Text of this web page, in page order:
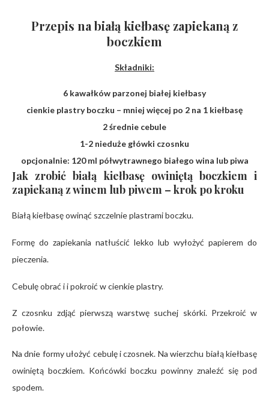
Przepis na białą kiełbasę zapiekaną z
boczkiem
Składniki:
6 kawałków parzonej białej kiełbasy
cienkie plastry boczku – mniej więcej po 2 na 1 kiełbasę
2 średnie cebule
1-2 nieduże główki czosnku
opcjonalnie: 120 ml półwytrawnego białego wina lub piwa
Jak zrobić białą kiełbasę owiniętą boczkiem i
zapiekaną z winem lub piwem – krok po kroku
Białą kiełbasę owinąć szczelnie plastrami boczku.
Formę do zapiekania natłuścić lekko lub wyłożyć papierem do
pieczenia.
Cebulę obrać i i pokroić w cienkie plastry.
Z czosnku zdjąć pierwszą warstwę suchej skórki. Przekroić w
połowie.
Na dnie formy ułożyć cebulę i czosnek. Na wierzchu białą kiełbasę
owiniętą boczkiem. Końcówki boczku powinny znaleźć się pod
spodem.